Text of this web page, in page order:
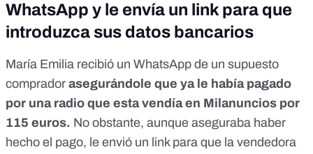
WhatsApp y le envía un link para que
introduzca sus datos bancarios
María Emilia recibió un WhatsApp de un supuesto
comprador asegurándole que ya le había pagado
por una radio que esta vendía en Milanuncios por
115 euros. No obstante, aunque aseguraba haber
hecho el pago, le envió un link para que la vendedora